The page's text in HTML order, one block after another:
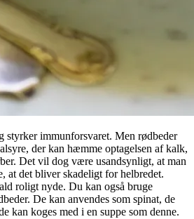
styrker immunforsvaret. Men rødbeder
der kan hæmme optagelsen af kalk,
Det vil dog være usandsynligt, at man
at det bliver skadeligt for helbredet.
roligt nyde. Du kan også bruge
De kan anvendes som spinat, de
kan koges med i en suppe som denne.